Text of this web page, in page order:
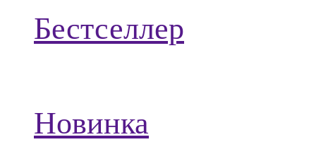
Бестселлер
Новинка